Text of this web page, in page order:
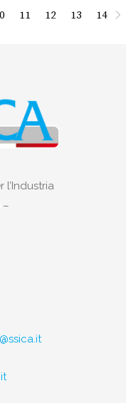
11 12 13
14
l’Industria
–